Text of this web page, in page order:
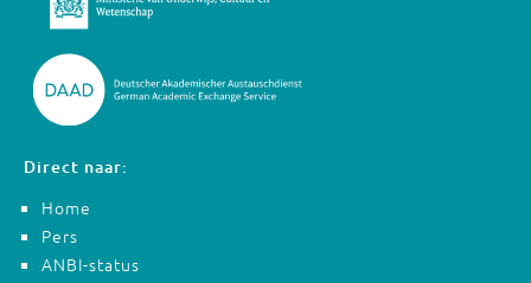
Direct naar:
Home
Pers
ANBI-status